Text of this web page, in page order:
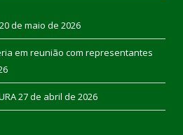
20 de maio de 2026
em reunião com representantes
27 de abril de 2026